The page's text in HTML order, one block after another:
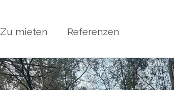
Zu mieten Referenzen